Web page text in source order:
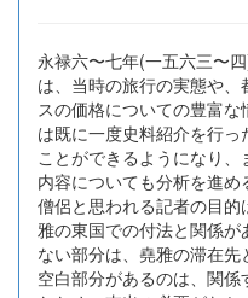
永禄六〜七年(一五六三〜
は、当時の旅行の実態や
スの価格についての豊富
は既に一度史料紹介を行
ことができるようになり、
内容についても分析を進
僧侶と思われる記者の目
雅の東国での付法と関係
ない部分は、堯雅の滞在
空白部分があるのは、関